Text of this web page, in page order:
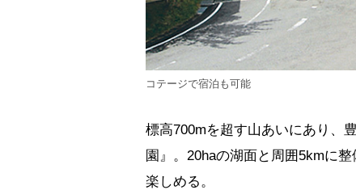
コテージで宿泊も可能
標高700mを超す山あいにあり、
園』。20haの湖面と周囲5kmに
楽しめる。